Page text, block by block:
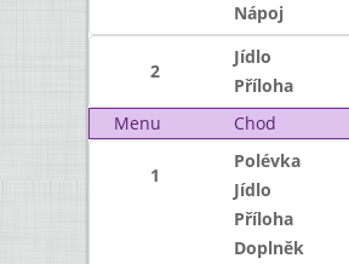
Nápoj
2
Jídlo
Příloha
Menu
Chod
1
Polévka
Jídlo
Příloha
Doplněk